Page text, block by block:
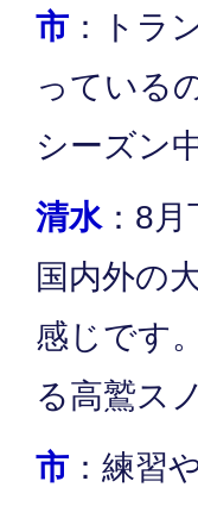
市 ：トラ
っている
シーズン
清水：8月
国内外の
感じです
る高鷲ス
市 ：練習